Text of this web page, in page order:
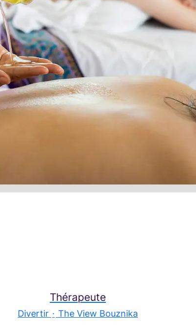
Thérapeute
Divertir · The View Bouznika